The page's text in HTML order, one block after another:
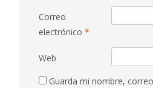
Correo
electrónico *
Web
Guarda mi nombre,